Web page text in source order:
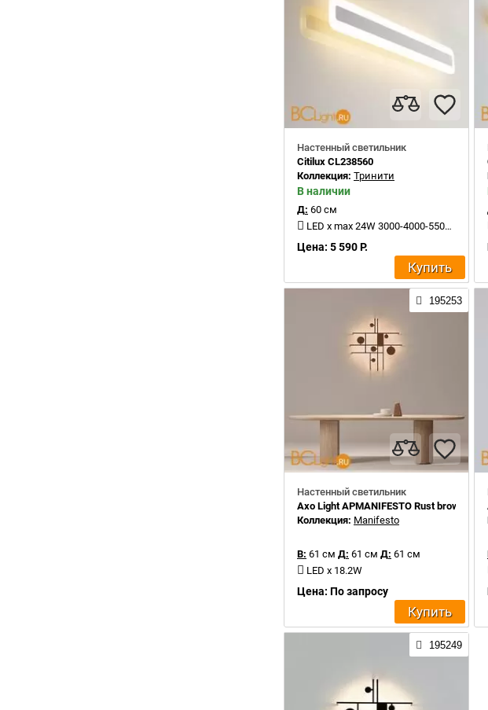
Настенный светильник
Citilux CL238560
Коллекция: Тринити
В наличии
Д: 60 см
LED x max 24W 3000-4000-5500K 2400Lm
Цена: 5 590 Р.
Купить
195253
Настенный светильник
Axo Light APMANIFESTO Rust brown
Коллекция: Manifesto
В: 61 см Д: 61 см Д: 61 см
LED x 18.2W
Цена: По запросу
Купить
195249